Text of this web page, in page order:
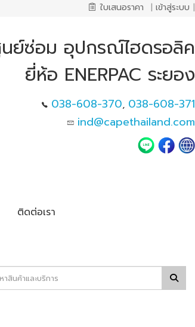
ใบเสนอราคา | เข้าสู่ระบบ |
ย์ซ่อม อุปกรณ์ไฮดรอลิค
ยี่ห้อ ENERPAC ระยอง
038-608-370, 038-608-371
ind@capethailand.com
ติดต่อเรา